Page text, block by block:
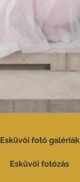
Esküvői fotó galériák
Esküvői fotózás